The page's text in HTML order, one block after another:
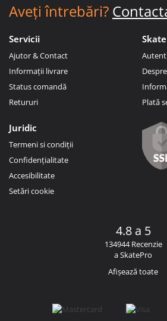
Aveți întrebări?
Servicii
Ajutor & Contact
Informații livrare
Status comandă
Retururi
Plată
Juridic
Termeni si condiții
Confidențialitate
Accesibilitate
Setări cookie
4.8 a 5
134944 Recenzie
a SkatePro
Afișează toate